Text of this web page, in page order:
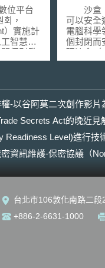
位平台
，
）實施計
智慧和
個別發
供數位
業創
成立直屬
會」，
保護4部
平台政
計畫訂
任務，任
口，統
種稅
青年政策
減少人
共享與
沙盒（
可以安全
電腦科學
個封閉而
理沙盒（
是在數位
各種新興
品、服務
在監理沙
規與相關
風險，以
技術、服
關）的密
規問題，
並作為未
或制定新
2014年
科技創
-以谷阿莫二次創作影片
Secrets Act的晚近見
Readiness Level)進行技
資訊維護-保密協議（
台北市106敦化南路二段
+886-2-6631-1000